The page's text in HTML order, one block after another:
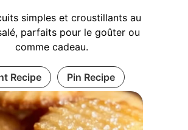
simples et croustillants au
parfaits pour le goûter ou
comme cadeau.
Recipe Pin Recipe